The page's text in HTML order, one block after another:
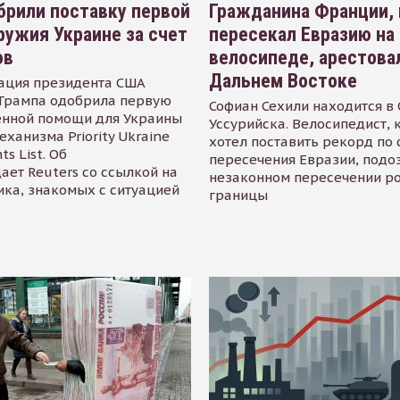
поставку первой
Украине за счет
президента США
одобрила первую
помощи для Украины
Priority Ukraine
List. Об
Reuters со ссылкой на
знакомых с ситуацией
Гражданина Франции,
пересекал Евразию на
велосипеде,
Дальнем Востоке
Софиан Сехили находится
Уссурийска. Велосипедист,
хотел поставить рекорд по
пересечения Евразии,
незаконном пересечении
границы